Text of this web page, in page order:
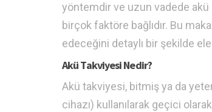
yöntemdir ve uzun vadede
birçok faktöre bağlıdır. Bu
edeceğini detaylı bir şekilde ele
Akü Takviyesi Nedir?
Akü takviyesi, bitmiş ya da
cihazı) kullanılarak geçici